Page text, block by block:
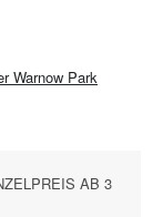
Warnow Park
AB 3